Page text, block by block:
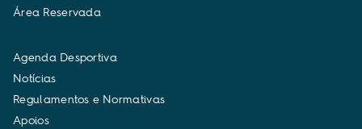
Área Reservada
Agenda Desportiva
Notícias
Regulamentos e Normativas
Apoios